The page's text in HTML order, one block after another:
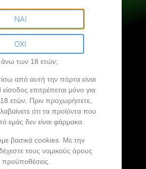
την άκρη σου…
Ανθοί Κάνναβης,
CBD Oil …
ΝΑΙ
ΟΧΙ
άνω των 18 ετών;
από αυτή την πόρτα είναι
επιτρέπεται μόνο για
ετών. Πριν προχωρήσετε,
ότι τα προϊόντα που
εμάς δεν είναι φάρμακα.
βασικά cookies. Με την
τους νομικούς όρους
προϋποθέσεις.